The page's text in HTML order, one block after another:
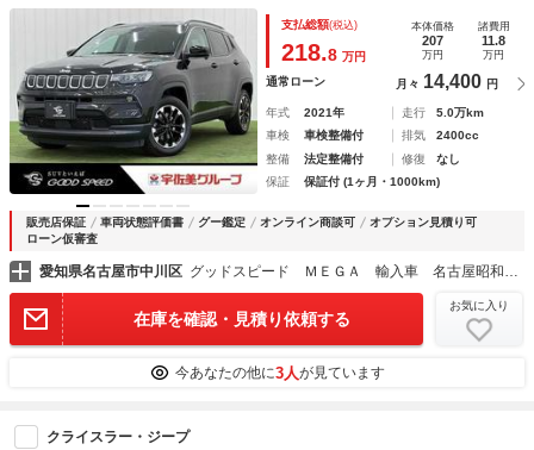
ルーズ／ブラインドスポット／クリアランスソナー／パーキン
グアシスト／レーンアシスト／オートライト
支払総額(税込)
218.8 万円
本体価格
207
万円
諸費用
11.8
万円
通常ローン 月々 14,400 円
年式 2021年 走行
5.0万km
車検
車検整備付 排気
2400cc
整備
法定整備付 修復
なし
保証
保証付 (1ヶ月・1000km)
販売店保証 車両状態評価書 グー鑑定 オンライン商談可
オプション見積り可
ローン仮審査
愛知県名古屋市中川区 グッドスピード ＭＥＧＡ 輸入車 名古屋昭和橋店
在庫を確認・見積り依頼する
お気に入り
今あなたの他に3人が見ています
クライスラー・ジープ